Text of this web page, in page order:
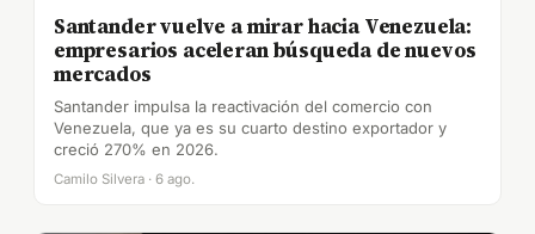
Santander vuelve a mirar hacia Venezuela:
empresarios aceleran búsqueda de nuevos
mercados
Santander impulsa la reactivación del comercio con
Venezuela, que ya es su cuarto destino exportador y
creció 270% en 2026.
Camilo Silvera · 6 ago.